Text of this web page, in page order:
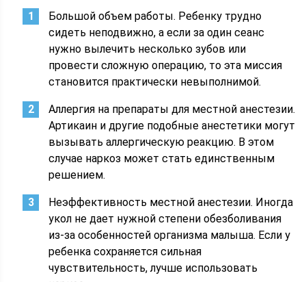
Большой объем работы. Ребенку трудно
сидеть неподвижно, а если за один сеанс
нужно вылечить несколько зубов или
провести сложную операцию, то эта миссия
становится практически невыполнимой.
Аллергия на препараты для местной анестезии.
Артикаин и другие подобные анестетики могут
вызывать аллергическую реакцию. В этом
случае наркоз может стать единственным
решением.
Неэффективность местной анестезии. Иногда
укол не дает нужной степени обезболивания
из-за особенностей организма малыша. Если у
ребенка сохраняется сильная
чувствительность, лучше использовать